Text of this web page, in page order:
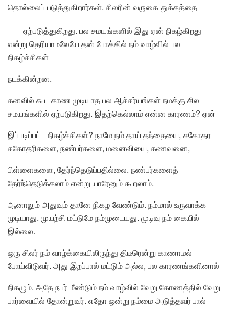
தொல்லைப் படுத்துகிறார்கள். சிலரின் வருகை துக்கத்தை
ஏற்படுத்துகிறது. பல சமயங்களில் இது ஏன் நிகழ்கிறது
என்று தெரியாமலேயே தன் போக்கில் நம் வாழ்வில் பல
நிகழ்ச்சிகள்
நடக்கின்றன.
கனவில் கூட காண முடியாத பல ஆச்சர்யங்கள் நமக்கு சில
சமயங்களில் ஏற்படுகிறது. இதற்கெல்லாம் என்ன காரணம்? ஏன்
இப்படிப்பட்ட நிகழ்ச்சிகள்? நாமே நம் தாய் தந்தையை, சகோதர
சகோதரிகளை, நண்பர்களை, மனைவியை, கணவனை,
பிள்ளைகளை, தேர்ந்தெடுப்பதில்லை. நண்பர்களைத்
தேர்ந்தெடுக்கலாம் என்று யாரேனும் கூறலாம்.
ஆனாலும் அதுவும் தானே நிகழ வேண்டும். நம்மால் உருவாக்க
முடியாது. முயற்சி மட்டுமே நம்முடையது. முடிவு நம் கையில்
இல்லை.
ஒரு சிலர் நம் வாழ்க்கையிலிருந்து திடீரென்று காணாமல்
போய்விடுவர். அது இறப்பால் மட்டும் அல்ல, பல காரணங்களினால்
நிகழும். அதே நபர் மீண்டும் நம் வாழ்வில் வேறு கோணத்தில் வேறு
பார்வையில் தோன்றுவர். எதோ ஒன்று நம்மை அடுத்தவர் பால்